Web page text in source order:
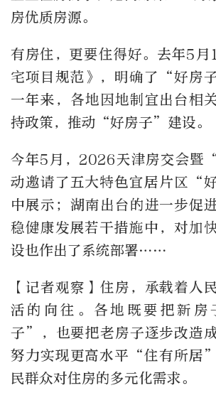
房优质房源。
有房住，更要住得好。去年5月
宅项目规范》，明确了“好房
一年来，各地因地制宜出台相
持政策，推动“好房子”建设。
今年5月，2026天津房交会
动邀请了五大特色宜居片区“
中展示；湖南出台的进一步促
稳健康发展若干措施中，对
设也作出了系统部署……
【记者观察】住房，承载着人
活的向往。各地既要把新
子”，也要把老房子逐步改造
努力实现更高水平“住有所居
民群众对住房的多元化需求。